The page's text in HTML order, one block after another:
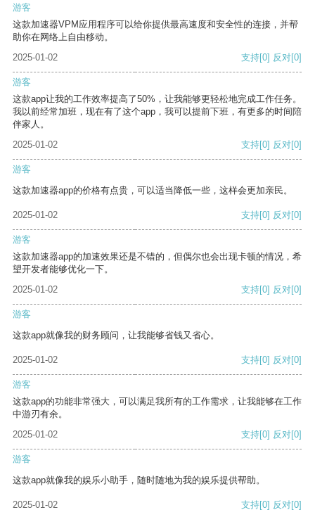
游客
这款加速器VPM应用程序可以给你提供最高速度和安全性的连接，并帮
助你在网络上自由移动。
2025-01-02
支持[0] 反对[0]
游客
这款app让我的工作效率提高了50%，让我能够更轻松地完成工作任务。
我以前经常加班，现在有了这个app，我可以提前下班，有更多的时间陪
伴家人。
2025-01-02
支持[0] 反对[0]
游客
这款加速器app的价格有点贵，可以适当降低一些，这样会更加亲民。
2025-01-02 支持[0] 反对[0]
游客
这款加速器app的加速效果还是不错的，但偶尔也会出现卡顿的情况，希
望开发者能够优化一下。
2025-01-02
支持[0] 反对[0]
游客
这款app就像我的财务顾问，让我能够省钱又省心。
2025-01-02 支持[0] 反对[0]
游客
这款app的功能非常强大，可以满足我所有的工作需求，让我能够在工作
中游刃有余。
2025-01-02
支持[0] 反对[0]
游客
这款app就像我的娱乐小助手，随时随地为我的娱乐提供帮助。
2025-01-02 支持[0] 反对[0]